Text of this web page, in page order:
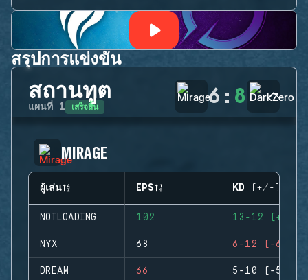
สรุปการแข่งขัน
สถานทูต
แผนที่ 1 เสร็จสิ้น 6 : 8
MIRAGE
ผู้เล่น EPS KD (+/-)
NOTLOADING 102 13-12 (+1)
NYX 68 6-12 (-6)
DREAM 66 5-10 (-5)